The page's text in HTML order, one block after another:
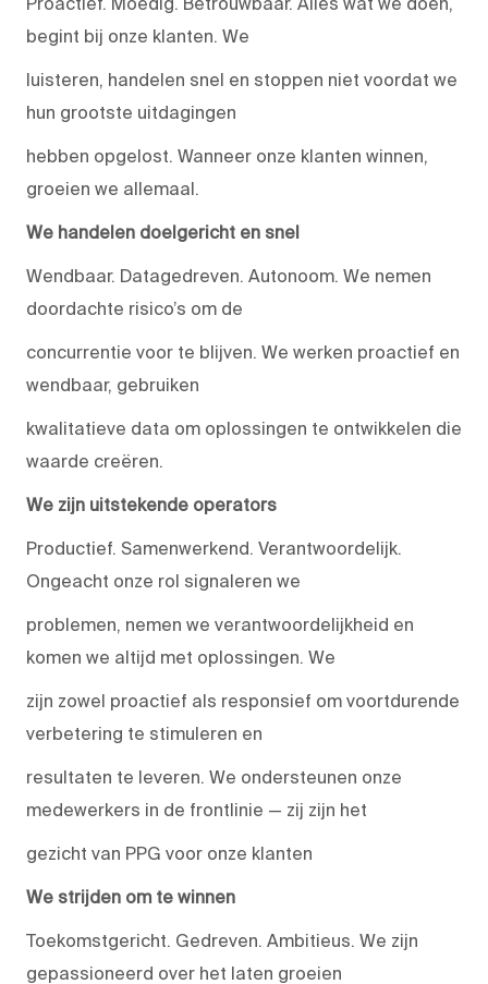
begint bij onze klanten. We
luisteren, handelen snel en stoppen niet voordat we
hun grootste uitdagingen
hebben opgelost. Wanneer onze klanten winnen,
groeien we allemaal.
We handelen doelgericht en snel
Wendbaar. Datagedreven. Autonoom. We nemen
doordachte risico’s om de
concurrentie voor te blijven. We werken proactief en
wendbaar, gebruiken
kwalitatieve data om oplossingen te ontwikkelen die
waarde creëren.
We zijn uitstekende operators
Productief. Samenwerkend. Verantwoordelijk.
Ongeacht onze rol signaleren we
problemen, nemen we verantwoordelijkheid en
komen we altijd met oplossingen. We
zijn zowel proactief als responsief om voortdurende
verbetering te stimuleren en
resultaten te leveren. We ondersteunen onze
medewerkers in de frontlinie — zij zijn het
gezicht van PPG voor onze klanten
We strijden om te winnen
Toekomstgericht. Gedreven. Ambitieus. We zijn
gepassioneerd over het laten groeien